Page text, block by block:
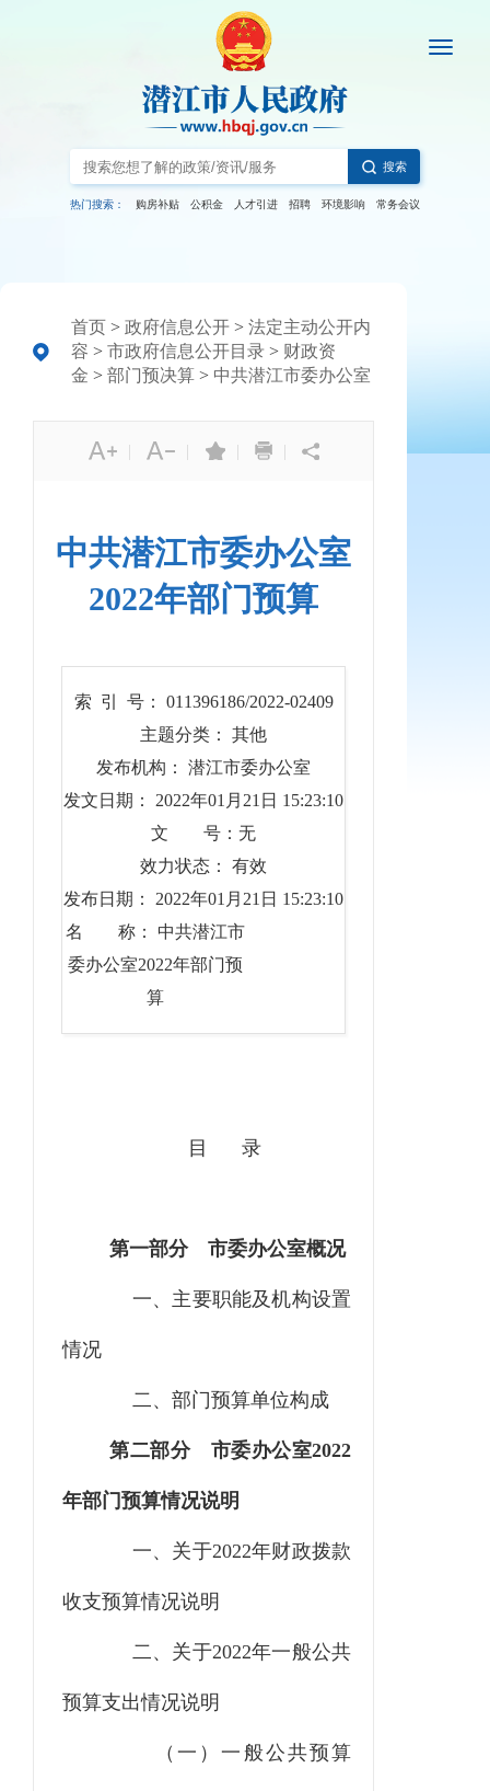
搜索
热门搜索： 购房补贴 公积金 人才引进 招聘 环境影响 常务会议
首页 > 政府信息公开 > 法定主动公开内
容 > 市政府信息公开目录 > 财政资
金 > 部门预决算 > 中共潜江市委办公室
| | | |
中共潜江市委办公室
2022年部门预算
索 引 号： 011396186/2022-02409
主题分类： 其他
发布机构： 潜江市委办公室
发文日期： 2022年01月21日 15:23:10
文 号：无
效力状态： 有效
发布日期： 2022年01月21日 15:23:10
名 称： 中共潜江市
委办公室2022年部门预
算
目 录
第一部分 市委办公室概况
一、主要职能及机构设置
情况
二、部门预算单位构成
第二部分 市委办公室2022
年部门预算情况说明
一、关于2022年财政拨款
收支预算情况说明
二、关于2022年一般公共
预算支出情况说明
（一）一般公共预算